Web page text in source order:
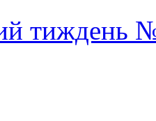
тиждень